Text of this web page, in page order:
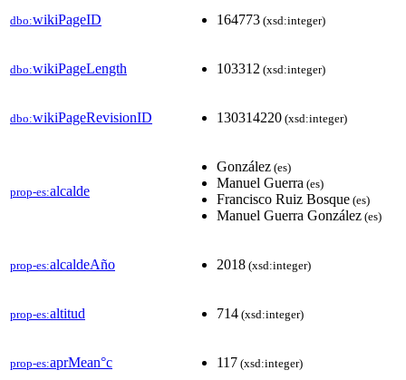
dbo:wikiPageID 164773 (xsd:integer)
dbo:wikiPageLength 103312 (xsd:integer)
dbo:wikiPageRevisionID 130314220 (xsd:integer)
prop-es:alcalde
González (es)
Manuel Guerra (es)
Francisco Ruiz Bosque (es)
Manuel Guerra González (es)
prop-es:alcaldeAño 2018 (xsd:integer)
prop-es:altitud 714 (xsd:integer)
prop-es:aprMean°c 117 (xsd:integer)